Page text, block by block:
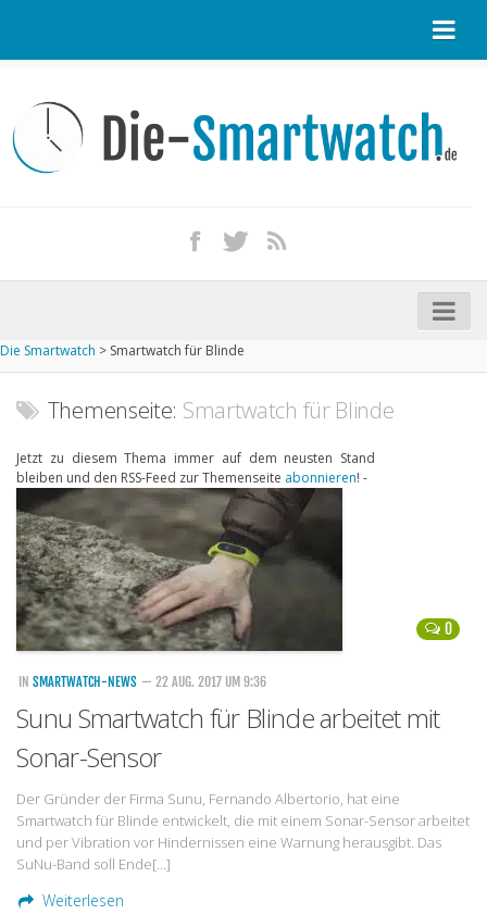
Kontakt / Tipp geben
Impressum
iPhone kaufen
Startseite
Aktuelle Smartwatches im Test
Marken und Modelle
Handytarife
BASE
Smartphonetarife
Datentarife
o2
Smartphonetarife
Prepaid-Tarife
Flatrate-Prepaidtarife
Mobilfunk-Vergleichsrechner
Mobilfunk-Tarifrechner
Die Smartwatch > Smartwatch für Blinde
Themenseite: Smartwatch für Blinde
Jetzt zu diesem Thema immer auf dem neusten Stand
bleiben und den RSS-Feed zur Themenseite abonnieren! -
0
IN SMARTWATCH-NEWS — 22 AUG. 2017 UM 9:36
Sunu Smartwatch für Blinde arbeitet mit
Sonar-Sensor
Der Gründer der Firma Sunu, Fernando Albertorio, hat eine
Smartwatch für Blinde entwickelt, die mit einem Sonar-Sensor arbeitet
und per Vibration vor Hindernissen eine Warnung herausgibt. Das
SuNu-Band soll Ende[…]
Weiterlesen